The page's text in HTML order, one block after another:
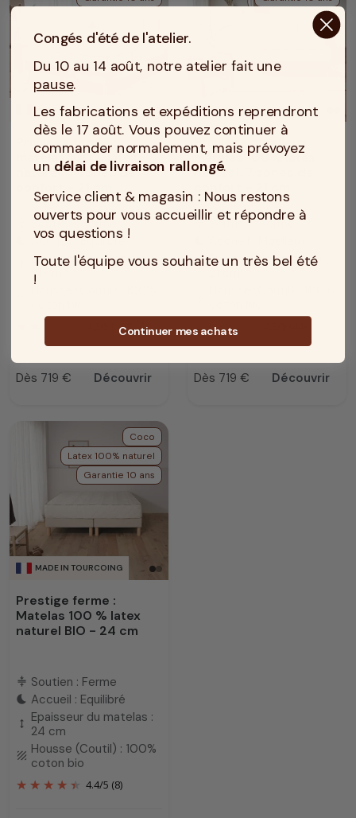
MADE IN TOURCOING
Privilège ferme :
matelas 100% latex
naturel. 7 zones de
confort - 21 cm
Soutien : Ferme
Accueil : Equilibré
Epaisseur du matelas :
21 cm
(101)
Prix
Dès 719 € Découvrir
MADE IN TOURCOING
Privilège moelleux :
matelas 100% latex
naturel. 7 zones de
compress Soutien : Ferme
height Epaisseur du matelas :
Prix
Dès 719 € Découvrir
MADE IN TOURCOING
Coco
Latex 100% naturel
Garantie 10 ans
Prestige ferme :
Matelas 100 % latex
naturel BIO - 24 cm
compress Soutien : Ferme
bedtime Accueil : Equilibré
height
Epaisseur du matelas :
24 cm
texture Housse (Coutil) : 100%
coton bio
4.4/5 (8)
Congés d'été de l'atelier.
Du 10 au 14 août, notre atelier fait une
pause.
Les fabrications et expéditions reprendront
dès le 17 août. Vous pouvez continuer à
commander normalement, mais prévoyez
un délai de livraison rallongé.
Service client & magasin : Nous restons
ouverts pour vous accueillir et répondre à
vos questions !
Toute l'équipe vous souhaite un très bel été
!
Continuer mes achats